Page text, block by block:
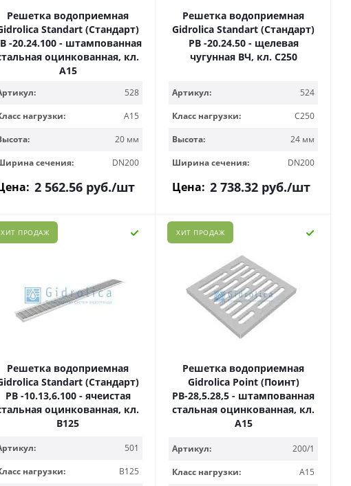
Решетка водоприемная
Standart (Стандарт)
-20.24.100 - штампованная
оцинкованная, кл.
А15
528
нагрузки:
A15
20 мм
сечения:
DN200
2 562.56руб./шт
Решетка водоприемная
Gidrolica Standart (Стандарт)
РВ -20.24.50 - щелевая
чугунная ВЧ, кл. С250
Артикул:
524
Класс нагрузки:
C250
Высота:
24 мм
Ширина сечения:
DN200
Цена: 2 738.32руб./шт
ХИТ ПРОДАЖ
Решетка водоприемная
Standart (Стандарт)
РВ -10.13,6.100 - ячеистая
оцинкованная, кл.
В125
501
нагрузки:
B125
ХИТ ПРОДАЖ
Решетка водоприемная
Gidrolica Point (Поинт)
РВ-28,5.28,5 - штампованная
стальная оцинкованная, кл.
А15
Артикул:
200/1
Класс нагрузки:
A15